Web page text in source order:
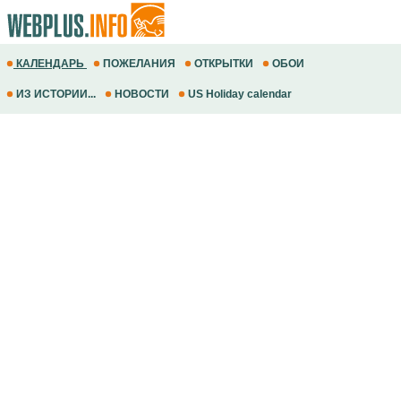
КАЛЕНДАРЬ ПОЖЕЛАНИЯ ОТКРЫТКИ ОБОИ
ИЗ ИСТОРИИ... НОВОСТИ US Holiday calendar